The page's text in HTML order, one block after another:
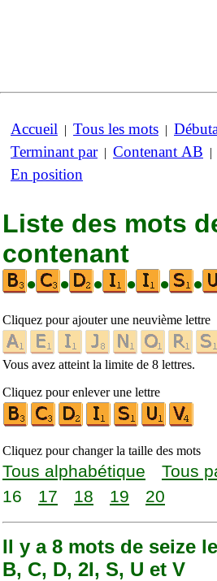
Accueil | Tous les mots |
Terminant par| Contenant AB |
En position
Liste des mots
contenant
•
• • • • •
Cliquez pour ajouter une neuvième lettre
Vous avez atteint la limite de 8 lettres.
Cliquez pour enlever une lettre
Cliquez pour changer la taille des mots
Tous alphabétique Tous
16
17 18 19 20
Il y a 8 mots de seize
B, C, D, 2I, S, U et V